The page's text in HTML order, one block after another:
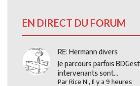
EN DIRECT DU FORUM
RE: Hermann divers
Je parcours parfois
intervenants sont...
ParRice N ,Il y a 9 heures